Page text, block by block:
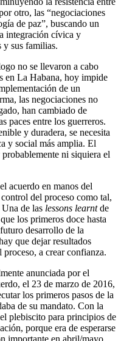
otro, las “negociaciones
de paz”, buscando un
integración cívica y
y sus familias.
no se llevaron a cabo
en La Habana, hoy impide
de un
las negociaciones no
han cambiado de
paces entre los guerreros.
y duradera, se necesita
y social más amplia. El
ni siquiera el
acuerdo en manos del
del proceso como tal,
de las lessons learntde
los primeros doce hasta
desarrollo de la
que dejar resultados
a crear confianza.
anunciada por el
el 23 de marzo de 2016,
los primeros pasos de la
de su mandato. Con la
plebiscito para principios de
porque era de esperarse